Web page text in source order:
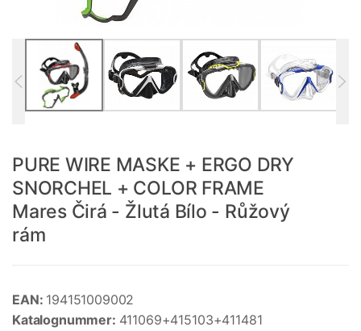
PURE WIRE MASKE + ERGO DRY
SNORCHEL + COLOR FRAME
Mares Čirá - Žlutá Bílo - Růžový
rám
EAN: 194151009002
Katalognummer: 411069+415103+411481